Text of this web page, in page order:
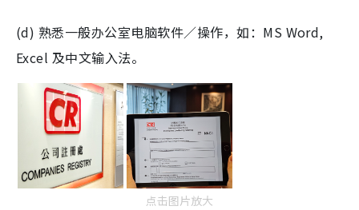
(d) 熟悉一般办公室电脑软件／操作，如：MS Word,
Excel 及中文输入法。
点击图片放大